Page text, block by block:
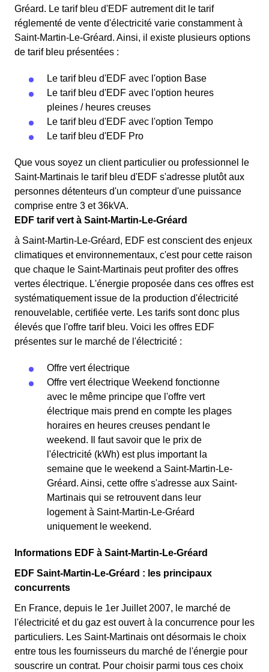
Gréard. Le tarif bleu d'EDF autrement dit le tarif
réglementé de vente d'électricité varie constamment à
Saint-Martin-Le-Gréard. Ainsi, il existe plusieurs options
de tarif bleu présentées :
Le tarif bleu d'EDF avec l'option Base
Le tarif bleu d'EDF avec l'option heures
pleines / heures creuses
Le tarif bleu d'EDF avec l'option Tempo
Le tarif bleu d'EDF Pro
Que vous soyez un client particulier ou professionnel le
Saint-Martinais le tarif bleu d'EDF s'adresse plutôt aux
personnes détenteurs d'un compteur d'une puissance
comprise entre 3 et 36kVA.
EDF tarif vert à Saint-Martin-Le-Gréard
à Saint-Martin-Le-Gréard, EDF est conscient des enjeux
climatiques et environnementaux, c'est pour cette raison
que chaque le Saint-Martinais peut profiter des offres
vertes électrique. L'énergie proposée dans ces offres est
systématiquement issue de la production d'électricité
renouvelable, certifiée verte. Les tarifs sont donc plus
élevés que l'offre tarif bleu. Voici les offres EDF
présentes sur le marché de l'électricité :
Offre vert électrique
Offre vert électrique Weekend fonctionne
avec le même principe que l'offre vert
électrique mais prend en compte les plages
horaires en heures creuses pendant le
weekend. Il faut savoir que le prix de
l'électricité (kWh) est plus important la
semaine que le weekend a Saint-Martin-Le-
Gréard. Ainsi, cette offre s'adresse aux Saint-
Martinais qui se retrouvent dans leur
logement à Saint-Martin-Le-Gréard
uniquement le weekend.
Informations EDF à Saint-Martin-Le-Gréard
EDF Saint-Martin-Le-Gréard : les principaux
concurrents
En France, depuis le 1er Juillet 2007, le marché de
l'électricité et du gaz est ouvert à la concurrence pour les
particuliers. Les Saint-Martinais ont désormais le choix
entre tous les fournisseurs du marché de l'énergie pour
souscrire un contrat. Pour choisir parmi tous ces choix